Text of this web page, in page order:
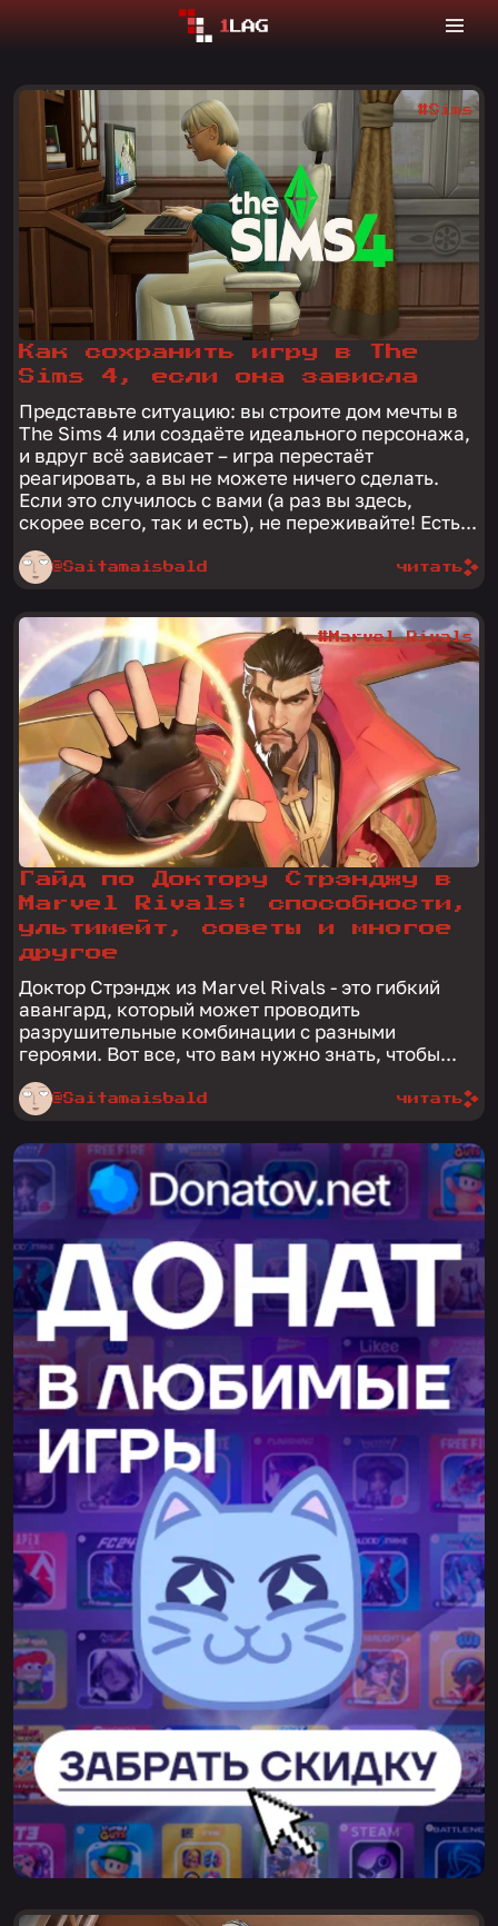
Как сохранить игру в The
Sims 4, если она зависла
Представьте ситуацию: вы строите дом мечты в
The Sims 4 или создаёте идеального персонажа,
и вдруг всё зависает – игра перестаёт
реагировать, а вы не можете ничего сделать.
Если это случилось с вами (а раз вы здесь,
скорее всего, так и есть), не переживайте! Есть...
@Saitamaisbald
#Sims
читать
Гайд по Доктору Стрэнджу в
Marvel Rivals: способности,
ультимейт, советы и многое
другое
Доктор Стрэндж из Marvel Rivals - это гибкий
авангард, который может проводить
разрушительные комбинации с разными
героями. Вот все, что вам нужно знать, чтобы...
@Saitamaisbald
#Marvel Rivals
читать